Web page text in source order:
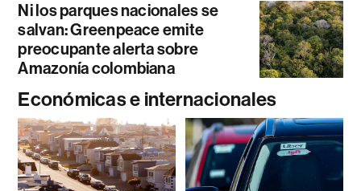
Ni los parques nacionales se
salvan: Greenpeace emite
preocupante alerta sobre
Amazonía colombiana
Económicas e internacionales